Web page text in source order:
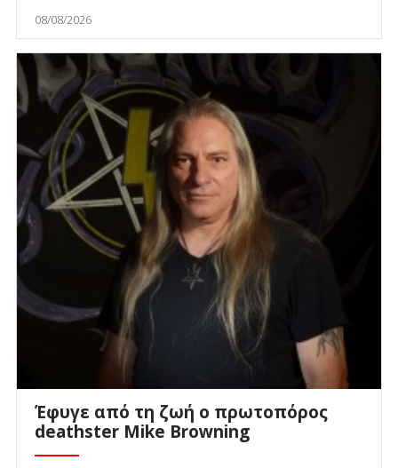
08/08/2026
Έφυγε από τη ζωή ο πρωτοπόρος
deathster Mike Browning